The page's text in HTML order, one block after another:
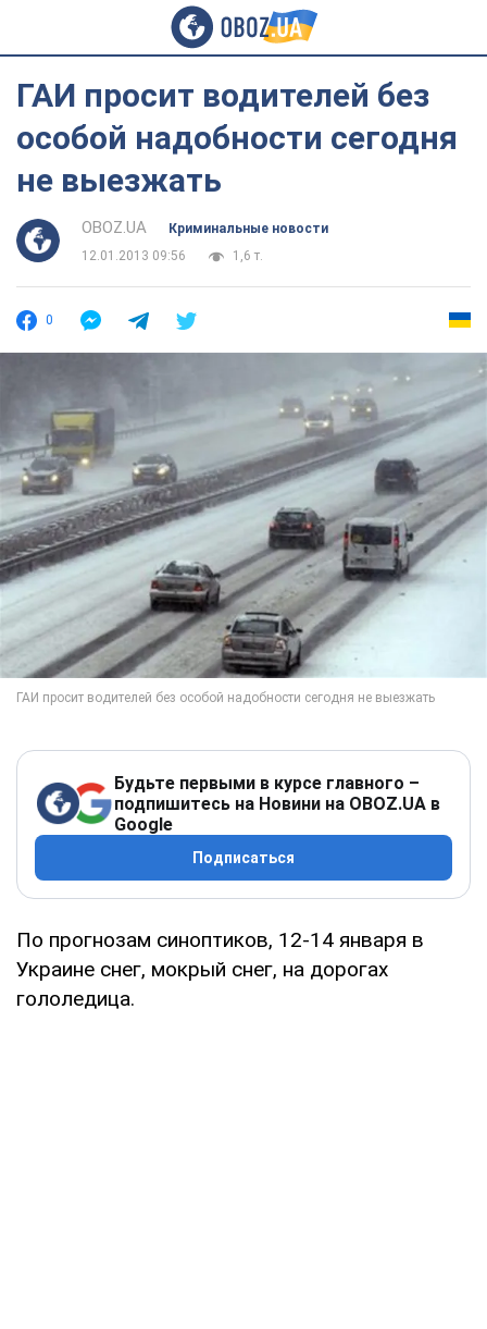
ГАИ просит водителей без
особой надобности сегодня
не выезжать
OBOZ.UA
Криминальные новости
12.01.2013 09:56
1,6 т.
0
Будьте первыми в курсе главного –
подпишитесь на Новини на OBOZ.UA в
Google
Подписаться
По прогнозам синоптиков, 12-14 января в
Украине снег, мокрый снег, на дорогах
гололедица.